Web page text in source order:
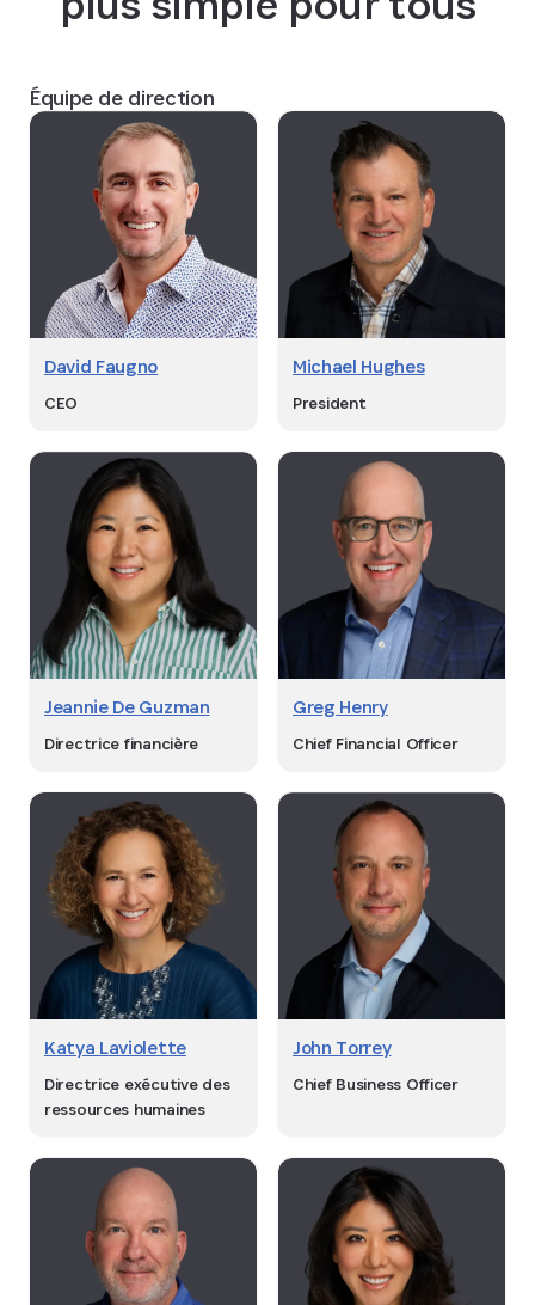
Équipe de direction
David Faugno
CEO
Michael Hughes
President
Jeannie De Guzman
Directrice financière
Greg Henry
Chief Financial Officer
Katya Laviolette
Directrice exécutive des
ressources humaines
John Torrey
Chief Business Officer